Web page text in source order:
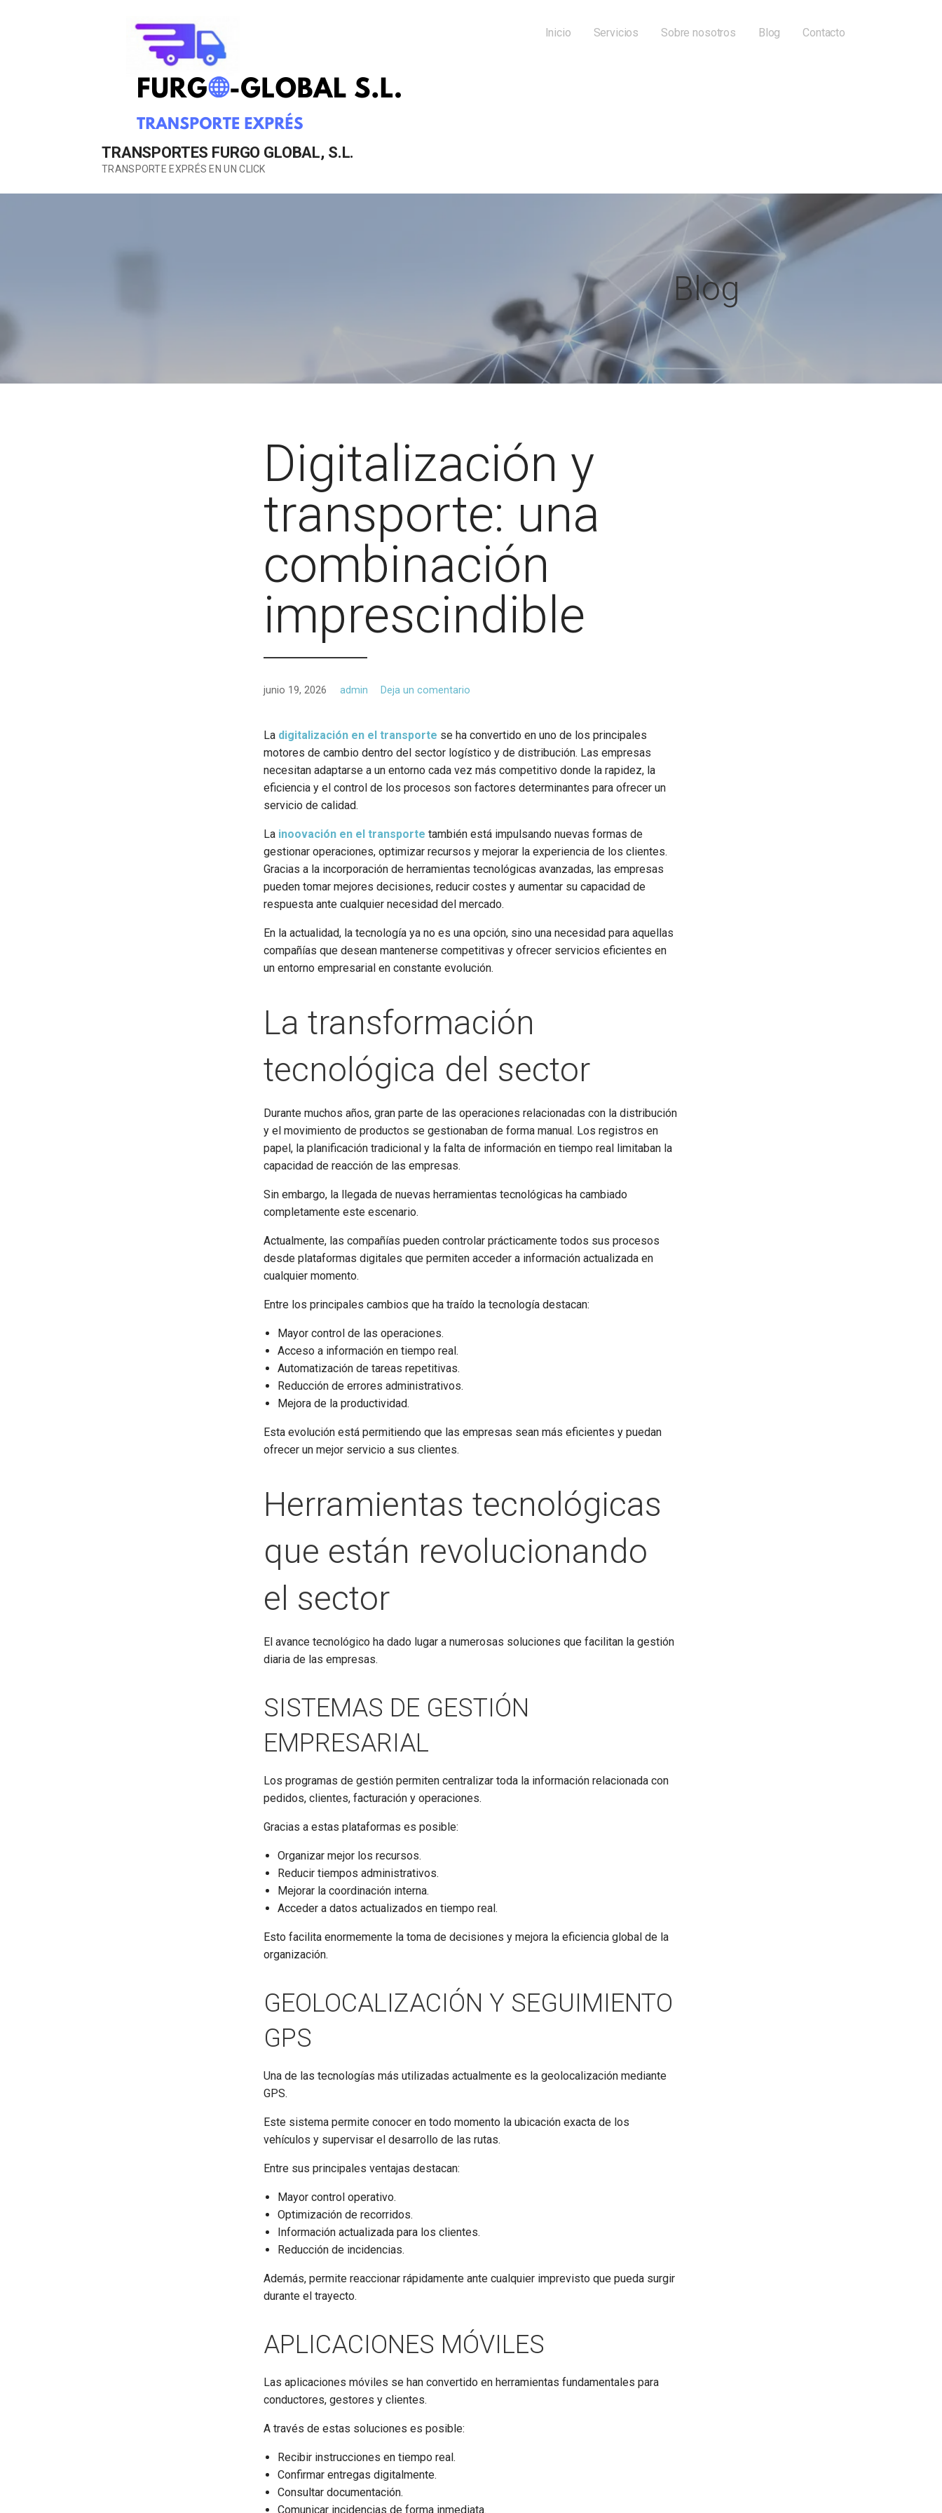
TRANSPORTES FURGO GLOBAL, S.L.
TRANSPORTE EXPRÉS EN UN CLICK
Inicio Servicios Sobre nosotros Blog Contacto
Blog
Digitalización y
transporte: una
combinación
imprescindible
junio 19, 2026 admin Deja un comentario
La digitalización en el transporte se ha convertido en uno de los principales
motores de cambio dentro del sector logístico y de distribución. Las empresas
necesitan adaptarse a un entorno cada vez más competitivo donde la rapidez, la
eficiencia y el control de los procesos son factores determinantes para ofrecer un
servicio de calidad.
La inoovación en el transporte también está impulsando nuevas formas de
gestionar operaciones, optimizar recursos y mejorar la experiencia de los clientes.
Gracias a la incorporación de herramientas tecnológicas avanzadas, las empresas
pueden tomar mejores decisiones, reducir costes y aumentar su capacidad de
respuesta ante cualquier necesidad del mercado.
En la actualidad, la tecnología ya no es una opción, sino una necesidad para aquellas
compañías que desean mantenerse competitivas y ofrecer servicios eficientes en
un entorno empresarial en constante evolución.
La transformación
tecnológica del sector
Durante muchos años, gran parte de las operaciones relacionadas con la distribución
y el movimiento de productos se gestionaban de forma manual. Los registros en
papel, la planificación tradicional y la falta de información en tiempo real limitaban la
capacidad de reacción de las empresas.
Sin embargo, la llegada de nuevas herramientas tecnológicas ha cambiado
completamente este escenario.
Actualmente, las compañías pueden controlar prácticamente todos sus procesos
desde plataformas digitales que permiten acceder a información actualizada en
cualquier momento.
Entre los principales cambios que ha traído la tecnología destacan:
Mayor control de las operaciones.
Acceso a información en tiempo real.
Automatización de tareas repetitivas.
Reducción de errores administrativos.
Mejora de la productividad.
Esta evolución está permitiendo que las empresas sean más eficientes y puedan
ofrecer un mejor servicio a sus clientes.
Herramientas tecnológicas
que están revolucionando
el sector
El avance tecnológico ha dado lugar a numerosas soluciones que facilitan la gestión
diaria de las empresas.
SISTEMAS DE GESTIÓN
EMPRESARIAL
Los programas de gestión permiten centralizar toda la información relacionada con
pedidos, clientes, facturación y operaciones.
Gracias a estas plataformas es posible:
Organizar mejor los recursos.
Reducir tiempos administrativos.
Mejorar la coordinación interna.
Acceder a datos actualizados en tiempo real.
Esto facilita enormemente la toma de decisiones y mejora la eficiencia global de la
organización.
GEOLOCALIZACIÓN Y SEGUIMIENTO
GPS
Una de las tecnologías más utilizadas actualmente es la geolocalización mediante
GPS.
Este sistema permite conocer en todo momento la ubicación exacta de los
vehículos y supervisar el desarrollo de las rutas.
Entre sus principales ventajas destacan:
Mayor control operativo.
Optimización de recorridos.
Información actualizada para los clientes.
Reducción de incidencias.
Además, permite reaccionar rápidamente ante cualquier imprevisto que pueda surgir
durante el trayecto.
APLICACIONES MÓVILES
Las aplicaciones móviles se han convertido en herramientas fundamentales para
conductores, gestores y clientes.
A través de estas soluciones es posible:
Recibir instrucciones en tiempo real.
Confirmar entregas digitalmente.
Consultar documentación.
Comunicar incidencias de forma inmediata.